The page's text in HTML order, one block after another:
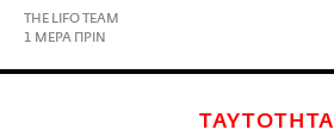
THE LIFO TEAM
1 ΜΕΡΑ ΠΡΙΝ
ΤΑΥΤΟΤΗΤΑ